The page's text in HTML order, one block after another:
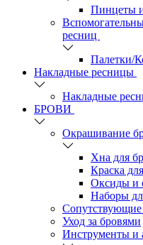
Пинцеты
ресниц
Палетки/
Накладные ресницы
Накладные
БРОВИ
Окрашивание
Хна для
Краска
Оксиды и
Наборы
Сопутствующие
Уход за бровями
Инструменты и